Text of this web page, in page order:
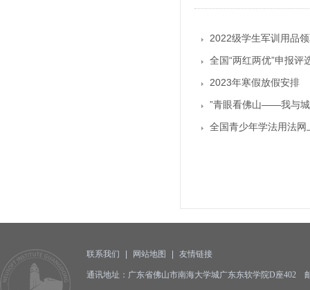
2022级学生军训用品
全国“两红两优”申报评
2023年寒假放假安排
”青眼看佛山——我与城
全国青少年学法用法网
联系我们 网站地图 友情链接
通讯地址：广东省佛山市南海大学城广东东软学院D座402